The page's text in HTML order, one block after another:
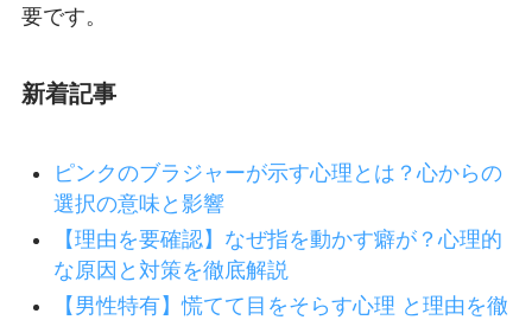
要です。
新着記事
ピンクのブラジャーが示す心理とは？心からの
選択の意味と影響
【理由を要確認】なぜ指を動かす癖が？心理的
な原因と対策を徹底解説
【男性特有】慌てて目をそらす心理 と理由を徹